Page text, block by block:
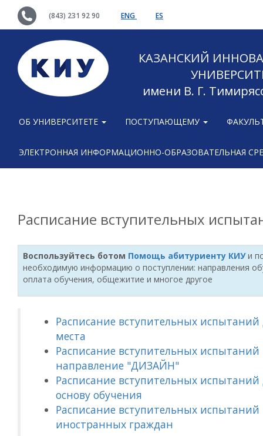
(843) 231 92 90 ENG ES
КАЗАНСКИЙ
имени В. Г.
ОБ УНИВЕРСИТЕТЕ ПОСТУПАЮЩЕМУ
ЭЛЕКТРОННАЯ ИНФОРМАЦИОННО-ОБРАЗОВАТЕЛЬНАЯ
Расписание вступительных
Воспользуйтесь ботом Помощь абитуриенту КИУи
необходимую информацию о поступлении: направления
оплата обучения, общежитие и многое другое
Расписание вступительных
места
Расписание вступительных
направление "ДИЗАЙН"
Расписание вступительных
основу обучения
Расписание вступительных испытаний
иностранных граждан